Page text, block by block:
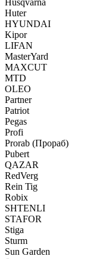
Husqvarna
Huter
HYUNDAI
Kipor
LIFAN
MasterYard
MAXCUT
MTD
OLEO
Partner
Patriot
Pegas
Profi
Prorab (Прораб)
Pubert
QAZAR
RedVerg
Rein Tig
Robix
SHTENLI
STAFOR
Stiga
Sturm
Sun Garden